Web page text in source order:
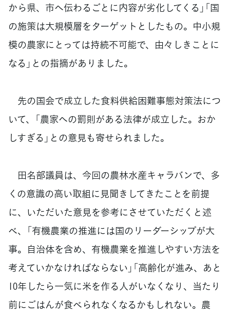
から県、市へ伝わるごとに内容が劣化してくる」「国
の施策は大規模層をターゲットとしたもの。中小規
模の農家にとっては持続不可能で、由々しきことに
なる」との指摘がありました。
先の国会で成立した食料供給困難事態対策法につ
いて、「農家への罰則がある法律が成立した。おか
しすぎる」との意見も寄せられました。
田名部議員は、今回の農林水産キャラバンで、多
くの意識の高い取組に見聞きしてきたことを前提
に、いただいた意見を参考にさせていただくと述
べ、「有機農業の推進には国のリーダーシップが大
事。自治体を含め、有機農業を推進しやすい方法を
考えていかなければならない」「高齢化が進み、あと
10年したら一気に米を作る人がいなくなり、当たり
前にごはんが食べられなくなるかもしれない。農